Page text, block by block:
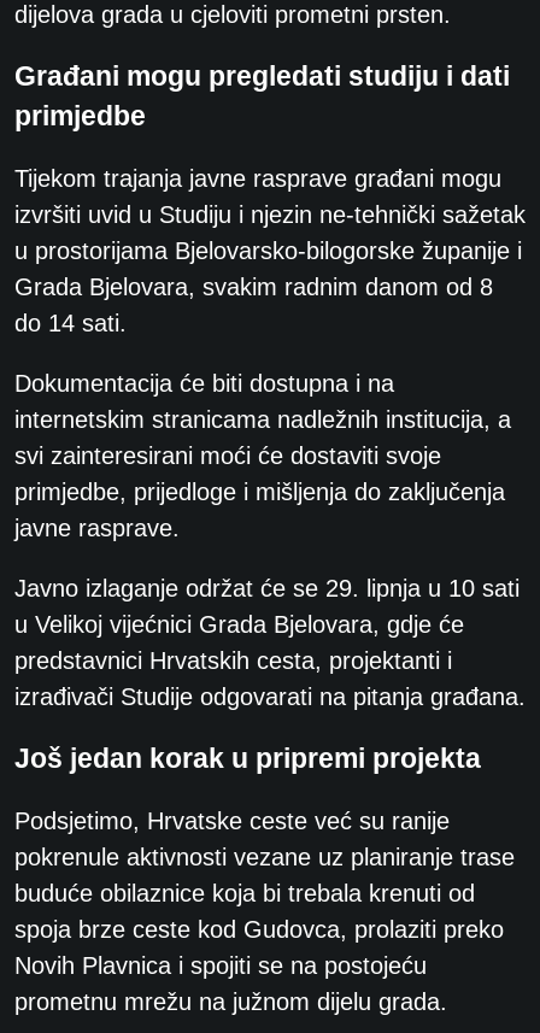
dijelova grada u cjeloviti prometni prsten.
Građani mogu pregledati studiju i dati
primjedbe
Tijekom trajanja javne rasprave građani mogu
izvršiti uvid u Studiju i njezin ne-tehnički sažetak
u prostorijama Bjelovarsko-bilogorske županije i
Grada Bjelovara, svakim radnim danom od 8
do 14 sati.
Dokumentacija će biti dostupna i na
internetskim stranicama nadležnih institucija, a
svi zainteresirani moći će dostaviti svoje
primjedbe, prijedloge i mišljenja do zaključenja
javne rasprave.
Javno izlaganje održat će se 29. lipnja u 10 sati
u Velikoj vijećnici Grada Bjelovara, gdje će
predstavnici Hrvatskih cesta, projektanti i
izrađivači Studije odgovarati na pitanja građana.
Još jedan korak u pripremi projekta
Podsjetimo, Hrvatske ceste već su ranije
pokrenule aktivnosti vezane uz planiranje trase
buduće obilaznice koja bi trebala krenuti od
spoja brze ceste kod Gudovca, prolaziti preko
Novih Plavnica i spojiti se na postojeću
prometnu mrežu na južnom dijelu grada.